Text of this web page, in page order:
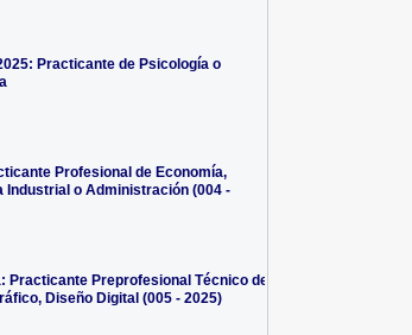
Practicante de Psicología o
Profesional de Economía,
Industrial o Administración (004 -
Practicante Preprofesional Técnico de
Diseño Digital (005 - 2025)